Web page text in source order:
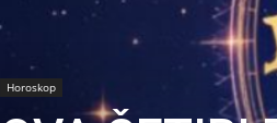
Horoskop